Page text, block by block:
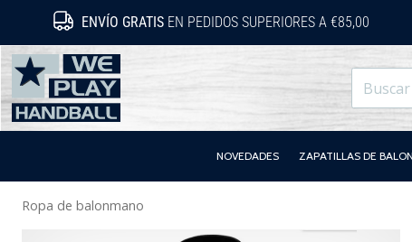
ENVÍO GRATISEN PEDIDOS SUPERIORES A €85,00
WePlayHandball.es
NOVEDADES ZAPATILLAS DE
Ropa de balonmano